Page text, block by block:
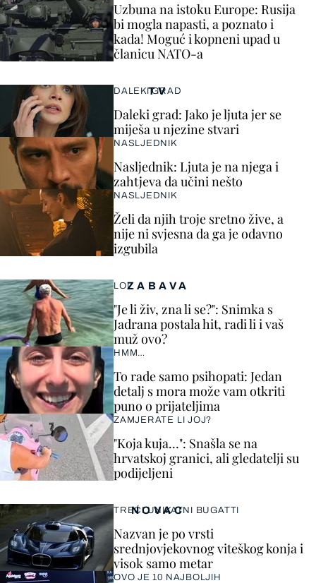
Uzbuna na istoku Europe: Rusija
bi mogla napasti, a poznato i
kada! Moguć i kopneni upad u
članicu NATO-a
ZABAVA
LOL
"Je li živ, zna li se?": Snimka s
Jadrana postala hit, radi li i vaš
muž ovo?
HMM…
To rade samo psihopati: Jedan
detalj s mora može vam otkriti
puno o prijateljima
ZAMJERATE LI JOJ?
"Koja kuja…": Snašla se na
hrvatskoj granici, ali gledatelji su
podijeljeni
TV
DALEKI GRAD
Daleki grad: Jako je ljuta jer se
miješa u njezine stvari
NASLJEDNIK
Nasljednik: Ljuta je na njega i
zahtjeva da učini nešto
NASLJEDNIK
Želi da njih troje sretno žive, a
nije ni svjesna da ga je odavno
izgubila
NOVAC
TREĆI UNIKATNI BUGATTI
Nazvan je po vrsti
srednjovjekovnog viteškog konja i
visok samo metar
OVO JE 10 NAJBOLJIH